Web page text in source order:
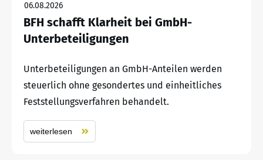
06.08.2026
BFH schafft Klarheit bei GmbH-
Unterbeteiligungen
Unterbeteiligungen an GmbH-Anteilen werden
steuerlich ohne gesondertes und einheitliches
Feststellungsverfahren behandelt.
weiterlesen